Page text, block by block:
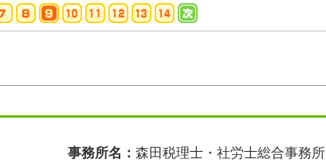
事務所名： 森田税理士・社労士総合事務所